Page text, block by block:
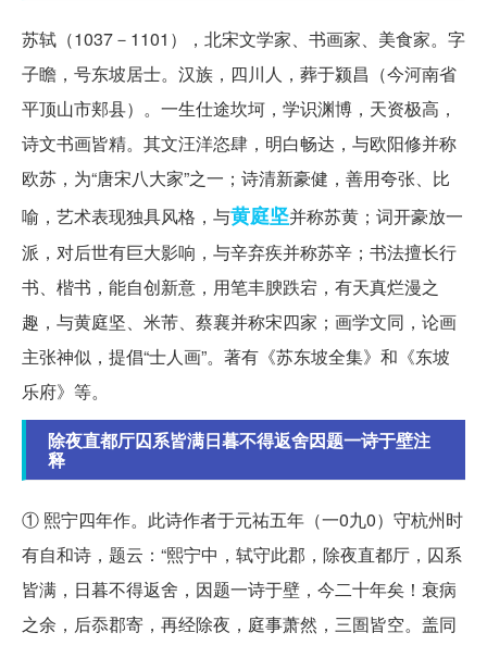
苏轼（1037－1101），北宋文学家、书画家、美食家。字
子瞻，号东坡居士。汉族，四川人，葬于颍昌（今河南省
平顶山市郏县）。一生仕途坎坷，学识渊博，天资极高，
诗文书画皆精。其文汪洋恣肆，明白畅达，与欧阳修并称
欧苏，为“唐宋八大家”之一；诗清新豪健，善用夸张、比
喻，艺术表现独具风格，与黄庭坚并称苏黄；词开豪放一
派，对后世有巨大影响，与辛弃疾并称苏辛；书法擅长行
书、楷书，能自创新意，用笔丰腴跌宕，有天真烂漫之
趣，与黄庭坚、米芾、蔡襄并称宋四家；画学文同，论画
主张神似，提倡“士人画”。著有《苏东坡全集》和《东坡
乐府》等。
除夜直都厅囚系皆满日暮不得返舍因题一诗于壁注
释
① 熙宁四年作。此诗作者于元祐五年（一0九0）守杭州时
有自和诗，题云：“熙宁中，轼守此郡，除夜直都厅，囚系
皆满，日暮不得返舍，因题一诗于壁，今二十年矣！衰病
之余，后忝郡寄，再经除夜，庭事萧然，三圄皆空。盖同